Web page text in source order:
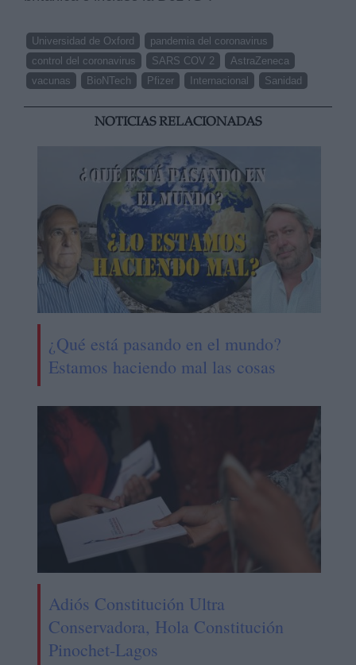
Universidad de Oxford
pandemia del coronavirus
control del coronavirus
SARS COV 2
AstraZeneca
vacunas
BioNTech Pfizer Internacional Sanidad
NOTICIAS RELACIONADAS
¿Qué está pasando en el mundo?
Estamos haciendo mal las cosas
Adiós Constitución Ultra
Conservadora, Hola Constitución
Pinochet-Lagos